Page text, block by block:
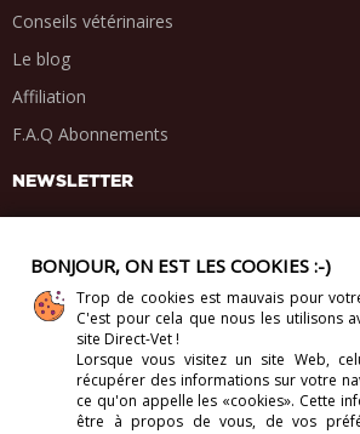
Conseils vétérinaires
Le blog
Affiliation
F.A.Q Abonnements
NEWSLETTER
PARTAGE SOCIAL
. .
BONJOUR, ON EST LES COOKIES :-)
Trop de cookies est mauvais pour
C'est pour cela que nous les utilisons
site Direct-Vet !
Lorsque vous visitez un site Web,
récupérer des informations sur votre
ce qu'on appelle les «cookies». Cette
être à propos de vous, de vos